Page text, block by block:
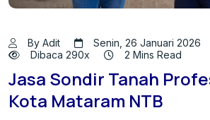
By Adit
Senin, 26 Januari 2026
Dibaca 290x
2 Mins Read
Jasa Sondir Tanah
Kota Mataram NTB